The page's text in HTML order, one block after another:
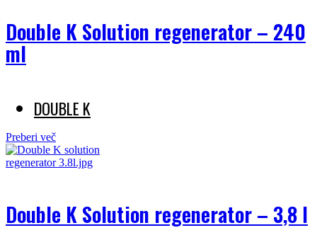
Double K Solution regenerator – 240
ml
DOUBLE K
Preberi več
Double K Solution regenerator – 3,8 l